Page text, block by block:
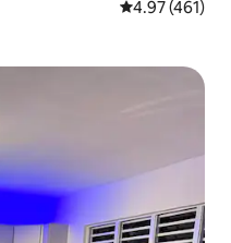
從 461 則評價
4.97 (461)